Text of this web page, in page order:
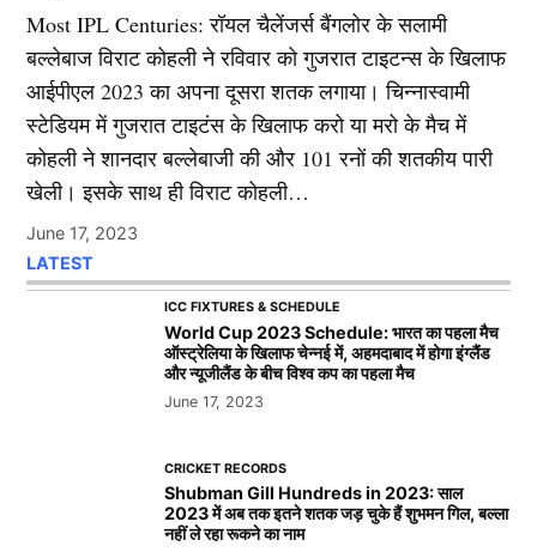
Most IPL Centuries: रॉयल चैलेंजर्स बैंगलोर के सलामी
बल्लेबाज विराट कोहली ने रविवार को गुजरात टाइटन्स के खिलाफ
आईपीएल 2023 का अपना दूसरा शतक लगाया। चिन्नास्वामी
स्टेडियम में गुजरात टाइटंस के खिलाफ करो या मरो के मैच में
कोहली ने शानदार बल्लेबाजी की और 101 रनों की शतकीय पारी
खेली। इसके साथ ही विराट कोहली…
June 17, 2023
LATEST
ICC FIXTURES & SCHEDULE
World Cup 2023 Schedule: भारत का पहला मैच
ऑस्ट्रेलिया के खिलाफ चेन्नई में, अहमदाबाद में होगा इंग्लैंड
और न्यूजीलैंड के बीच विश्व कप का पहला मैच
June 17, 2023
CRICKET RECORDS
Shubman Gill Hundreds in 2023: साल
2023 में अब तक इतने शतक जड़ चुके हैं शुभमन गिल, बल्ला
नहीं ले रहा रूकने का नाम